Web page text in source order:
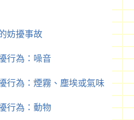
妨擾事故
行為：噪音
行為：煙霧、塵埃或氣味
行為：動物